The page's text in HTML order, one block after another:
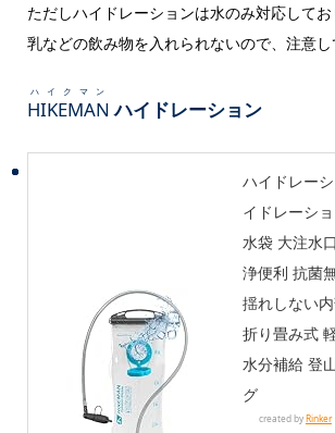
ただしハイドレーションは水のみ対応して
乳などの飲み物を入れられないので、注意し
HIKEMAN
ハイクマン
ハイドレーション
ハイドレー
イドレーシ
水袋 大注水
浄便利 抗菌
揺れしない
折り畳み式
水分補給 登
グ
created byRinker